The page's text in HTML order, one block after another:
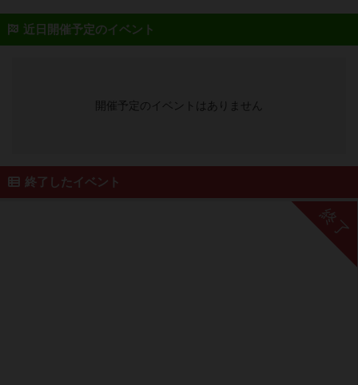
近日開催予定のイベント
開催予定のイベントはありません
終了したイベント
終了